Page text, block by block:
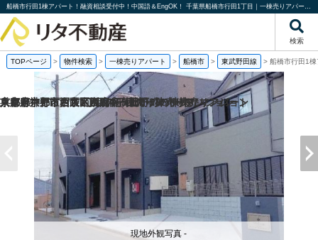
船橋市行田1棟アパート！融資相談受付中！中国語＆EngOK！ 千葉県船橋市行田1丁目｜一棟売りアパート｜投資物件や収益物件｜株式会社リタ不動産
検索
TOPページ > 物件検索 > 一棟売りアパート > 船橋市 > 東武野田線 > 船橋市行田1
現地外観写真 -
京都府京都市西京区嵐山谷ケ辻子町の一棟売りアパート
京都府京都市右京区西院南高田町の一棟売りマンション
東京都中野区沼袋1丁目の一棟売りアパート
兵庫県神戸市西区南別府4丁目の一棟売りマンション